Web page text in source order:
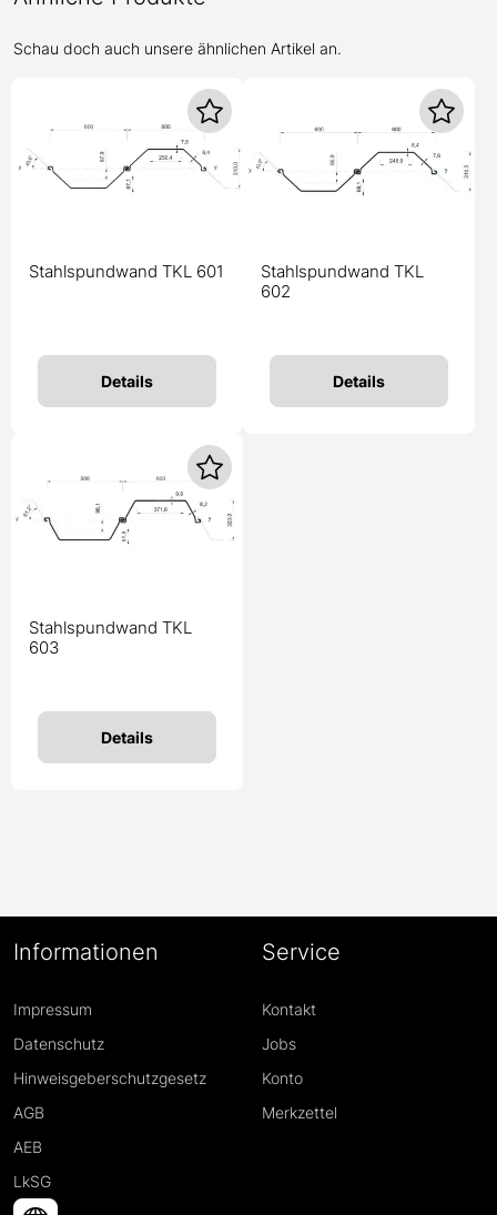
Schau doch auch unsere ähnlichen Artikel an.
Stahlspundwand TKL 601
Details
Stahlspundwand TKL
602
Details
Stahlspundwand TKL
603
Details
Informationen
Impressum
Datenschutz
Hinweisgeberschutzgesetz
AGB
AEB
LkSG
Service
Kontakt
Jobs
Konto
Merkzettel